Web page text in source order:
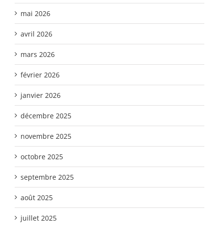
mai 2026
avril 2026
mars 2026
février 2026
janvier 2026
décembre 2025
novembre 2025
octobre 2025
septembre 2025
août 2025
juillet 2025